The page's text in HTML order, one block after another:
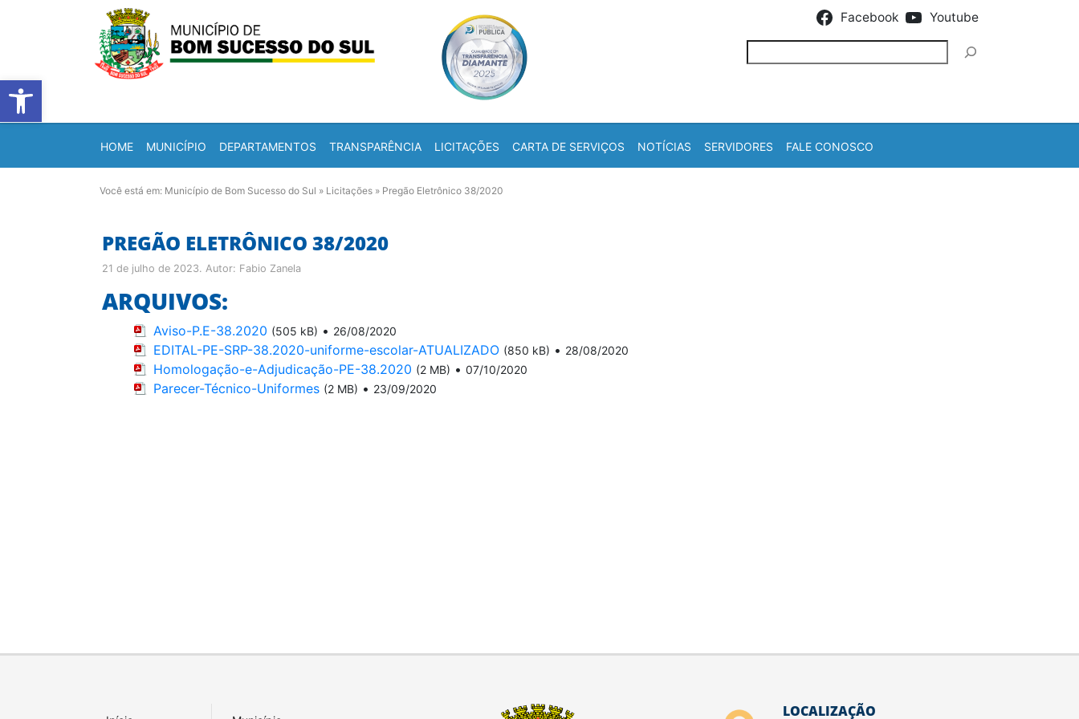
Barra de Ferramentas Aberta
Facebook Youtube
HOME MUNICÍPIO DEPARTAMENTOS TRANSPARÊNCIA LICITAÇÕES CARTA DE SERVIÇOS NOTÍCIAS SERVIDORES FALE CONOSCO
Você está em: Município de Bom Sucesso do Sul » Licitações » Pregão Eletrônico 38/2020
PREGÃO ELETRÔNICO 38/2020
21 de julho de 2023. Autor: Fabio Zanela
ARQUIVOS:
Aviso-P.E-38.2020 (505 kB) • 26/08/2020
EDITAL-PE-SRP-38.2020-uniforme-escolar-ATUALIZADO (850 kB) • 28/08/2020
Homologação-e-Adjudicação-PE-38.2020 (2 MB) • 07/10/2020
Parecer-Técnico-Uniformes (2 MB) • 23/09/2020
LOCALIZAÇÃO